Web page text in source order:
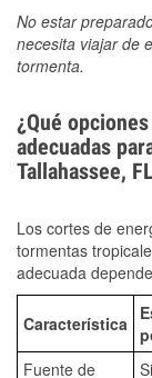
No estar
necesita viajar de
tormenta.
¿Qué
adecuadas
Tallahassee,
Los cortes de
tormentas
adecuada
Característica
Fuente de